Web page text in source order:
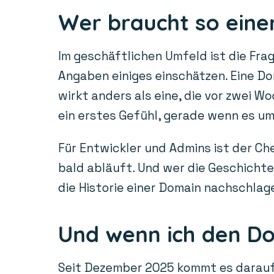
Wer braucht so
Im geschäftlichen Umfeld ist die
Angaben einiges einschätzen. Eine
wirkt anders als eine, die vor zwei
ein erstes Gefühl, gerade wenn es
Für Entwickler und Admins ist der
bald abläuft. Und wer die
die Historie einer Domain
Und wenn ich den
Seit Dezember 2025 kommt es